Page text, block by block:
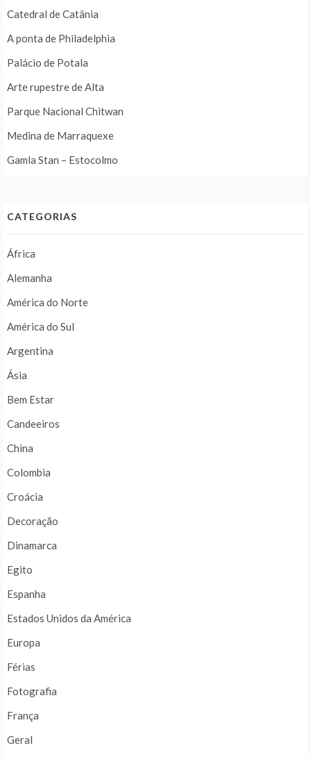
Catedral de Catânia
A ponta de Philadelphia
Palácio de Potala
Arte rupestre de Alta
Parque Nacional Chitwan
Medina de Marraquexe
Gamla Stan – Estocolmo
CATEGORIAS
África
Alemanha
América do Norte
América do Sul
Argentina
Ásia
Bem Estar
Candeeiros
China
Colombia
Croácia
Decoração
Dinamarca
Egito
Espanha
Estados Unidos da América
Europa
Férias
Fotografia
França
Geral